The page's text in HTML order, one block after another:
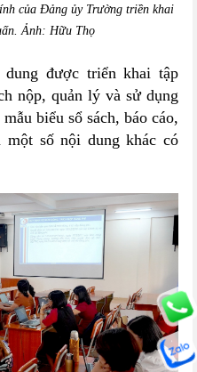
của Đảng ủy Trường triền khai
Ảnh: Hữu Thọ
được triển khai tập
nộp, quản lý và sử dụng
biểu sổ sách, báo cáo,
số nội dung khác có